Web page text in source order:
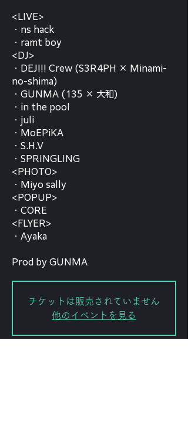
<LIVE>
・ns hack
・ramt boy
<DJ>
・DEJI!! Crew (S3R4PH × Minami-
no-shima)
・GUNMA (135 × 大和)
・in the pool
・juli
・MoEPiKA
・S.H.V
・SPRINGLING
<PHOTO>
・Miyo sally
<POPUP>
・CORE
<FLYER>
・Ayaka
Prod by GUNMA
チケットは販売されていません
他のイベントを見る